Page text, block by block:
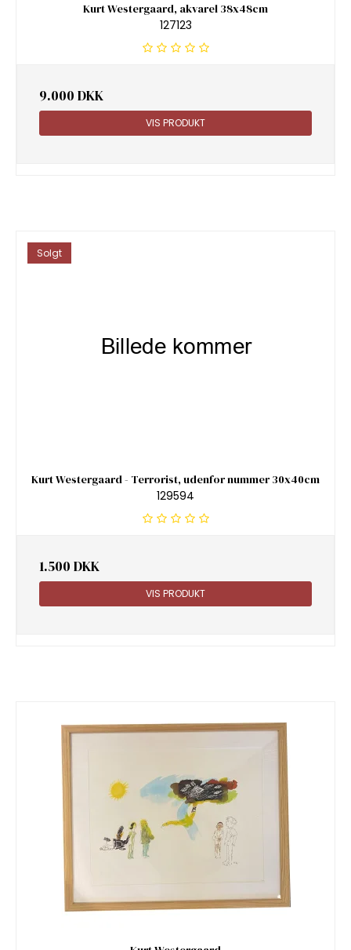
Kurt Westergaard, akvarel 38x48cm
127123
9.000 DKK
VIS PRODUKT
Solgt
Kurt Westergaard - Terrorist, udenfor nummer 30x40cm
129594
1.500 DKK
VIS PRODUKT